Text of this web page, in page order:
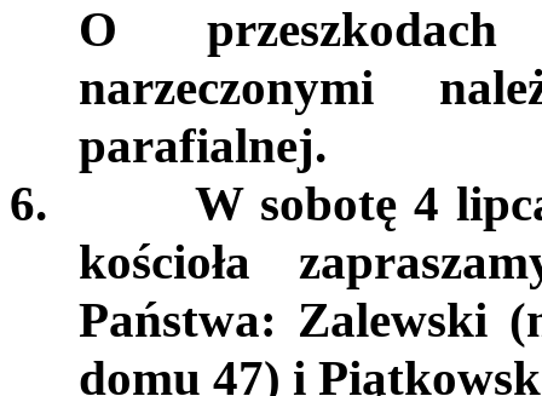
O przeszkodach
narzeczonymi
parafialnej.
6.
W sobotę 4
kościoła
Państwa: Zalewski
domu 47) i